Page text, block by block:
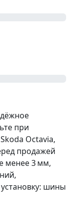
при
Octavia,
продажей
менее 3 мм,
шины